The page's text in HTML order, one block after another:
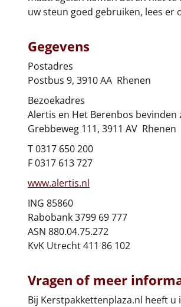
uw steun goed gebruiken, lees er
Gegevens
Postadres
Postbus 9, 3910 AA Rhenen
Bezoekadres
Alertis en Het Berenbos
Grebbeweg 111, 3911 AV Rhenen
T 0317 650 200
F 0317 613 727
www.alertis.nl
ING 85860
Rabobank 3799 69 777
ASN 880.04.75.272
KvK Utrecht 411 86 102
Vragen of meer
Bij Kerstpakkettenplaza.nl heeft